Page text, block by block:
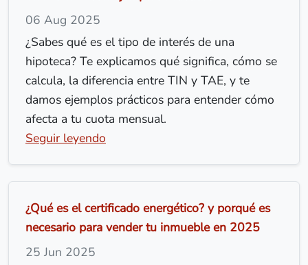
06 Aug 2025
¿Sabes qué es el tipo de interés de una
hipoteca? Te explicamos qué significa, cómo se
calcula, la diferencia entre TIN y TAE, y te
damos ejemplos prácticos para entender cómo
afecta a tu cuota mensual.
Seguir leyendo
¿Qué es el certificado energético? y porqué es
necesario para vender tu inmueble en 2025
25 Jun 2025